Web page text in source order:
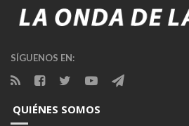
SÍGUENOS EN:
QUIÉNES SOMOS